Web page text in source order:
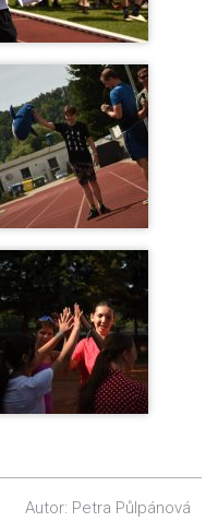
Autor: Petra Půlpánová